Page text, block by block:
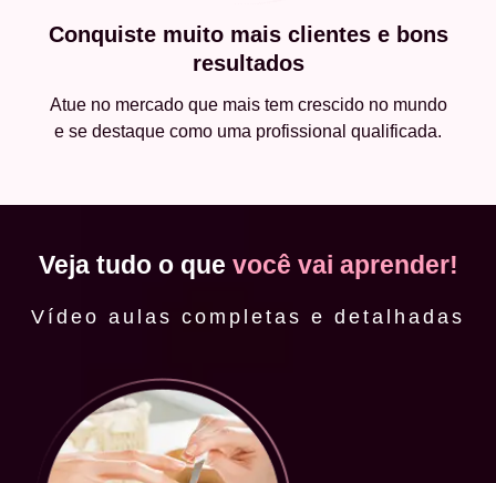
Conquiste muito mais clientes e bons
resultados
Atue no mercado que mais tem crescido no mundo
e se destaque como uma profissional qualificada.
Veja tudo o que você vai aprender!
Vídeo aulas completas e detalhadas